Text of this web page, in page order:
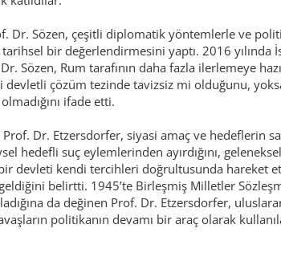
Dr. Sözen, çeşitli diplomatik yöntemlerle ve
bir değerlendirmesini yaptı. 2016 yılında
Rum tarafının daha fazla ilerlemeye
çözüm tezinde tavizsiz mi olduğunu,
ifade etti.
Dr. Etzersdorfer, siyasi amaç ve hedeflerin
hedefli suç eylemlerinden ayırdığını,
devleti kendi tercihleri doğrultusunda hareket
belirtti. 1945’te Birleşmiş Milletler
da değinen Prof. Dr. Etzersdorfer,
politikanın devamı bir araç olarak